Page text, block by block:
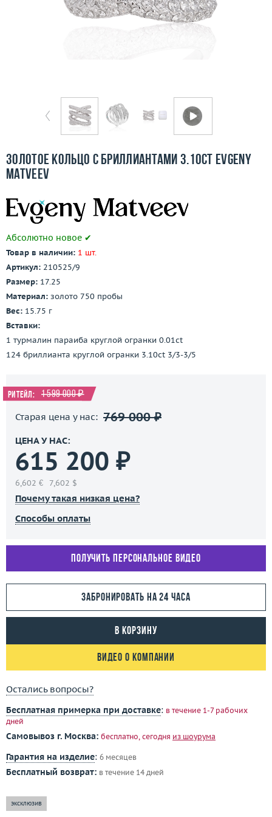
Ломбард
3D-тур по шоуруму
Заказать звонок
Золотое кольцо с бриллиантами 3.10ct Evgeny
Matveev
Абсолютно новое ✔
Товар в наличии: 1 шт.
Артикул: 210525/9
Размер: 17.25
Материал: золото 750 пробы
Вес: 15.75 г
Вставки:
1 турмалин параиба круглой огранки 0.01ct
124 бриллианта круглой огранки 3.10ct 3/3-3/5
Ритейл: 1 599 000 ₽
Старая цена у нас: 769 000 ₽
ЦЕНА У НАС:
615 200 ₽
6,602 € 7,602 $
Почему такая низкая цена?
Способы оплаты
Получить персональное видео
Забронировать на 24 часа
В корзину
Видео о компании
Остались вопросы?
Бесплатная примерка при доставке: в течение 1-7 рабочих
дней
Самовывоз г. Москва: бесплатно, сегодня из шоурума
Гарантия на изделие: 6 месяцев
Бесплатный возврат: в течение 14 дней
эксклюзив